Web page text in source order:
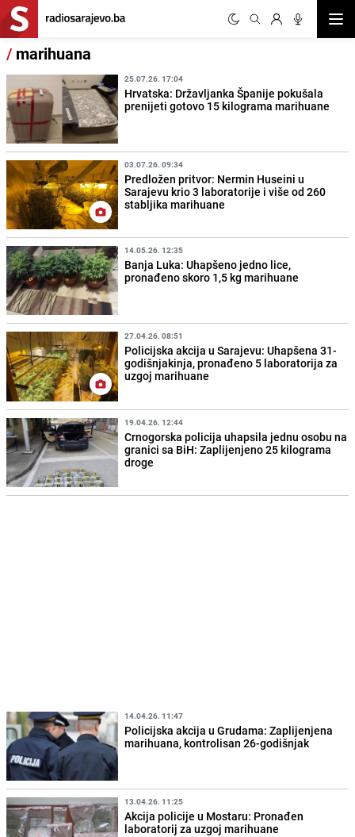
/ marihuana
25.07.26. 17:04
Hrvatska: Državljanka Španije pokušala
prenijeti gotovo 15 kilograma marihuane
03.07.26. 09:34
Predložen pritvor: Nermin Huseini u
Sarajevu krio 3 laboratorije i više od 260
stabljika marihuane
14.05.26. 12:35
Banja Luka: Uhapšeno jedno lice,
pronađeno skoro 1,5 kg marihuane
27.04.26. 08:51
Policijska akcija u Sarajevu: Uhapšena 31-
godišnjakinja, pronađeno 5 laboratorija za
uzgoj marihuane
19.04.26. 12:44
Crnogorska policija uhapsila jednu osobu na
granici sa BiH: Zaplijenjeno 25 kilograma
droge
14.04.26. 11:47
Policijska akcija u Grudama: Zaplijenjena
marihuana, kontrolisan 26-godišnjak
13.04.26. 11:25
Akcija policije u Mostaru: Pronađen
laboratorij za uzgoj marihuane